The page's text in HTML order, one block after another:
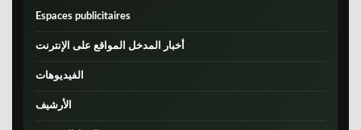
Espaces publicitaires
أخبار المدخل المواقع على الإنترنت
الفيديوهات
الأرشيف